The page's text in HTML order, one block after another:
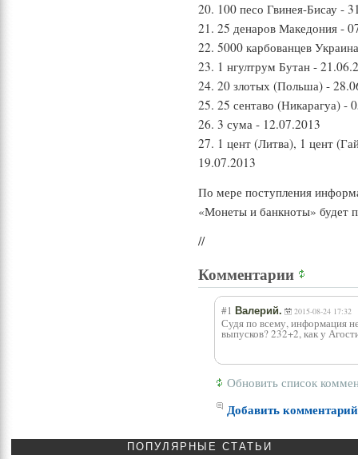
20. 100 песо Гвинея-Бисау -
21. 25 денаров Македония -
22. 5000 карбованцев
23. 1 нгултрум Бутан -
24. 20 злотых (Польша) -
25. 25 сентаво (Никарагуа) -
26. 3 сума - 12.07.2013
27. 1 цент (Литва), 1 цент
19.07.2013
По мере поступления
«Монеты и банкноты» будет
//
Комментарии
#1 Валерий. 2015-08-24 17:32
Судя по всему, информация
выпусков? 232+2, как у
Обновить список
Добавить комментарий
ПОПУЛЯРНЫЕ СТАТЬИ